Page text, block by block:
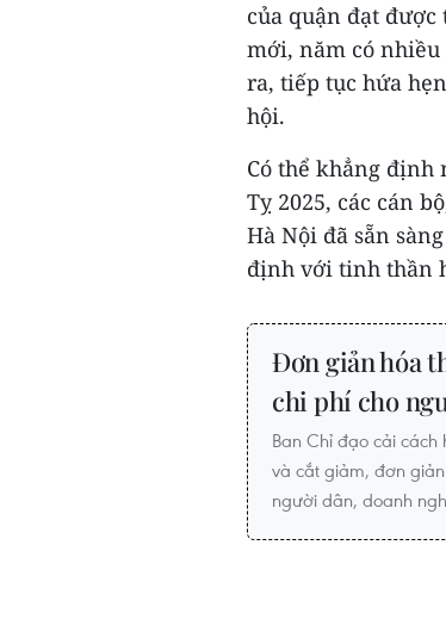
của quận đạt
mới, năm có
ra, tiếp tục hứa
hội.
Có thể khẳng định
Tỵ 2025, các cán
Hà Nội đã sẵn
định với tinh thần
Đơn giản hóa
chi phí cho
Ban Chỉ đạo cải cách
và cắt giảm, đơn
người dân, doanh